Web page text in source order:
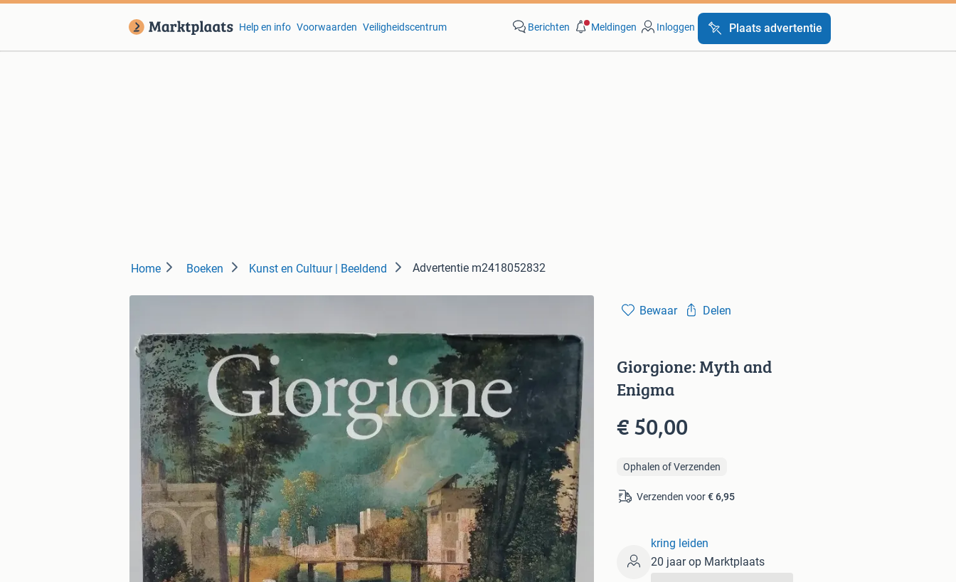
Help en info Voorwaarden Veiligheidscentrum Berichten Meldingen Inloggen Plaats advertentie
Home Boeken Kunst en Cultuur | Beeldend Advertentie m2418052832
Bewaar Delen
Giorgione: Myth and
Enigma
€ 50,00
Ophalen of Verzenden
Verzenden voor€ 6,95
kring leiden
20 jaar op Marktplaats